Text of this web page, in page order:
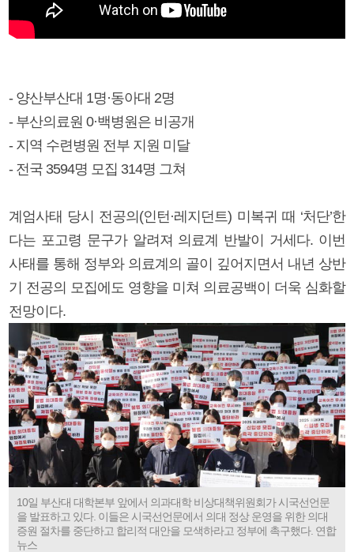
- 양산부산대 1명·동아대 2명
- 부산의료원 0·백병원은 비공개
- 지역 수련병원 전부 지원 미달
- 전국 3594명 모집 314명 그쳐
계엄사태 당시 전공의(인턴·레지던트) 미복귀 때 ‘처단’한
다는 포고령 문구가 알려져 의료계 반발이 거세다. 이번
사태를 통해 정부와 의료계의 골이 깊어지면서 내년 상반
기 전공의 모집에도 영향을 미쳐 의료공백이 더욱 심화할
전망이다.
10일 부산대 대학본부 앞에서 의과대학 비상대책위원회가 시국선언문
을 발표하고 있다. 이들은 시국선언문에서 의대 정상 운영을 위한 의대
증원 절차를 중단하고 합리적 대안을 모색하라고 정부에 촉구했다. 연합
뉴스